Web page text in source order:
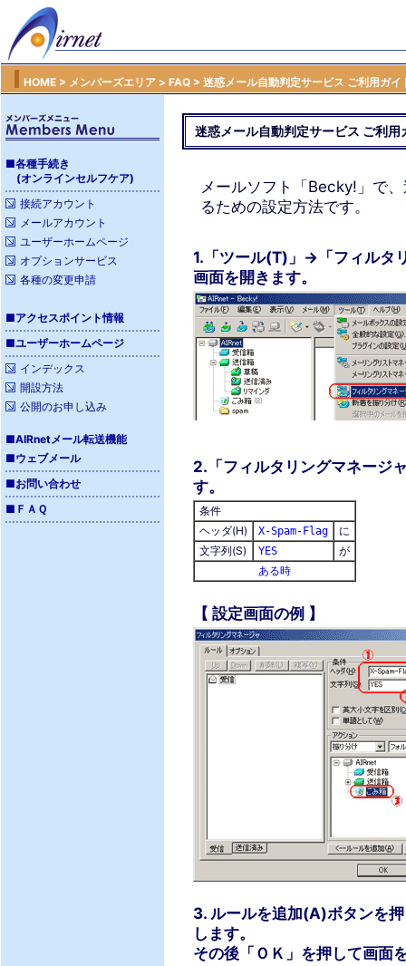
HOME > メンバーズエリア > FAQ > 迷惑メール自動判定サービス ご利用ガイ
■各種手続き
(オンラインセルフケア)
接続アカウント
メールアカウント
ユーザーホームページ
オプションサービス
各種の変更申請
■アクセスポイント情報
■ユーザーホームページ
インデックス
開設方法
公開のお申し込み
■AIRnetメール転送機能
■ウェブメール
■お問い合わせ
■ ＦＡＱ
迷惑メール自動判定サービス ご利用
メールソフト「Becky!」で
るための設定方法です。
1.「ツール(T)」→「フィルタ
画面を開きます。
2.「フィルタリングマネージ
す。
条件
ヘッダ(H)
X-Spam-Flag
に
文字列(S)
YES
が
ある時
【 設定画面の例 】
3. ルールを追加(A)ボタンを
します。
その後「ＯＫ」を押して画面